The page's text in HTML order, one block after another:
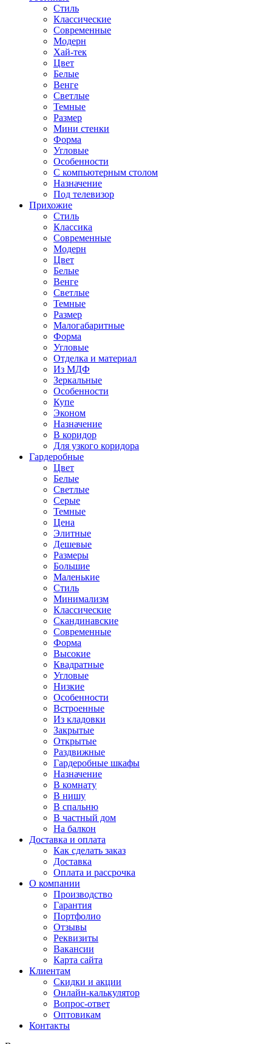
Стиль
Классические
Современные
Модерн
Хай-тек
Цвет
Белые
Венге
Светлые
Темные
Размер
Мини стенки
Форма
Угловые
Особенности
С компьютерным столом
Назначение
Под телевизор
Прихожие
Стиль
Классика
Современные
Модерн
Цвет
Белые
Венге
Светлые
Темные
Размер
Малогабаритные
Форма
Угловые
Отделка и материал
Из МДФ
Зеркальные
Особенности
Купе
Эконом
Назначение
В коридор
Для узкого коридора
Гардеробные
Цвет
Белые
Светлые
Серые
Темные
Цена
Элитные
Дешевые
Размеры
Большие
Маленькие
Стиль
Минимализм
Классические
Скандинавские
Современные
Форма
Высокие
Квадратные
Угловые
Низкие
Особенности
Встроенные
Из кладовки
Закрытые
Открытые
Раздвижные
Гардеробные шкафы
Назначение
В комнату
В нишу
В спальню
В частный дом
На балкон
Доставка и оплата
Как сделать заказ
Доставка
Оплата и рассрочка
О компании
Производство
Гарантия
Портфолио
Отзывы
Реквизиты
Вакансии
Карта сайта
Клиентам
Скидки и акции
Онлайн-калькулятор
Вопрос-ответ
Оптовикам
Контакты